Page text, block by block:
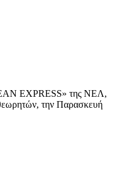
EXPRESS» της ΝΕΛ,
την Παρασκευή